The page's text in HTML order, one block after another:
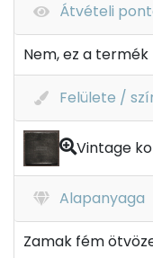
Átvételi
Nem, ez a
Felülete /
Vintage
Alapanyaga
Zamak fém